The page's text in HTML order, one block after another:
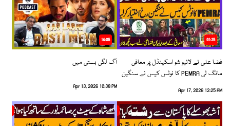
01:35
فضا علی نے لائیو شو اسکینڈل پر معافی
مانگ لی PEMRA کا نوٹس کیس نے سنگین
Apr 17, 2026 12:25 AM
14:05
آگ لگی بستی میں
Apr 13, 2026 10:38 PM